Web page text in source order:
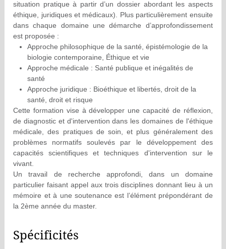
situation pratique à partir d’un dossier abordant les aspects
éthique, juridiques et médicaux). Plus particulièrement ensuite
dans chaque domaine une démarche d’approfondissement
est proposée :
Approche philosophique de la santé, épistémologie de la
biologie contemporaine, Éthique et vie
Approche médicale : Santé publique et inégalités de
santé
Approche juridique : Bioéthique et libertés, droit de la
santé, droit et risque
Cette formation vise à développer une capacité de réflexion,
de diagnostic et d'intervention dans les domaines de l'éthique
médicale, des pratiques de soin, et plus généralement des
problèmes normatifs soulevés par le développement des
capacités scientifiques et techniques d'intervention sur le
vivant.
Un travail de recherche approfondi, dans un domaine
particulier faisant appel aux trois disciplines donnant lieu à un
mémoire et à une soutenance est l’élément prépondérant de
la 2ème année du master.
Spécificités